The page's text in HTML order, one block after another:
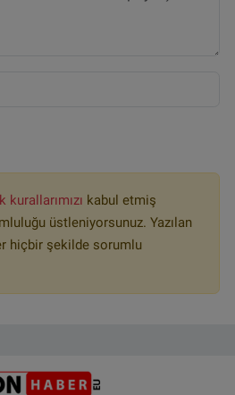
kurallarımızı kabul etmiş
üstleniyorsunuz. Yazılan
hiçbir şekilde sorumlu